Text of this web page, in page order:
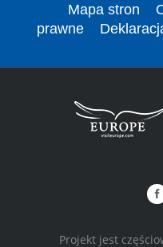
Mapa stron
prawne
Projekt jest